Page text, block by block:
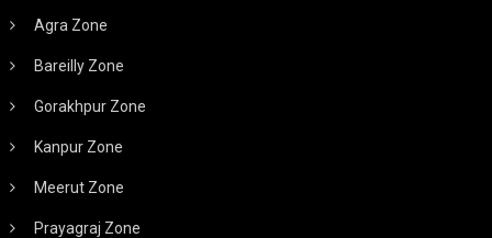
Agra Zone
Bareilly Zone
Gorakhpur Zone
Kanpur Zone
Meerut Zone
Prayagraj Zone